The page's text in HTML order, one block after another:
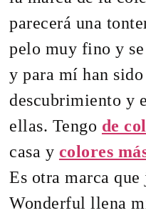
parecerá una
pelo muy fino y
y para mí han
descubrimiento y
ellas. Tengo de
casa y colores
Es otra marca
Wonderful llena